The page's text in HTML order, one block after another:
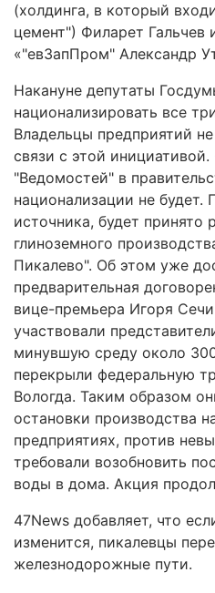
(холдинга, в который
цемент") Филарет
«"евЗапПром" Александр
Накануне депутаты
национализировать все
Владельцы предприятий
связи с этой
"Ведомостей" в
национализации не будет.
источника, будет принято
глиноземного
Пикалево". Об этом уже
предварительная
вице-премьера Игоря
участвовали
минувшую среду около
перекрыли федеральную
Вологда. Таким образом
остановки производства
предприятиях, против
требовали возобновить
воды в дома. Акция
47News добавляет, что
изменится, пикалевцы
железнодорожные пути.